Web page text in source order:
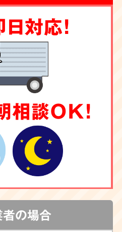
しております。
対応！
相談OK！
の場合